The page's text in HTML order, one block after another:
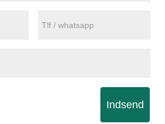
Indsend